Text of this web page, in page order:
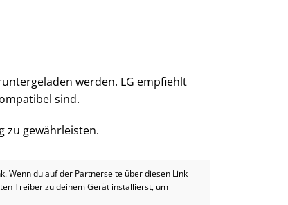
werden. LG empfiehlt
sind.
zu gewährleisten.
Wenn du auf der Partnerseite über diesen Link
Treiber zu deinem Gerät installierst, um